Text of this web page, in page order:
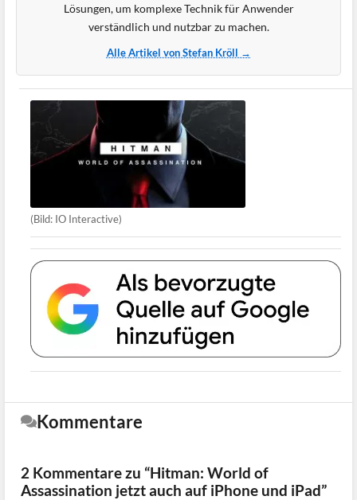
Lösungen, um komplexe Technik für Anwender
verständlich und nutzbar zu machen.
Alle Artikel von Stefan Kröll →
(Bild: IO Interactive)
Kommentare
2 Kommentare zu “Hitman: World of
Assassination jetzt auch auf iPhone und iPad”